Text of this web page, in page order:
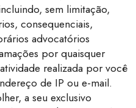
sem limitação,
consequenciais,
advocatórios
por quaisquer
realizada por você
de IP ou e-mail.
a seu exclusivo